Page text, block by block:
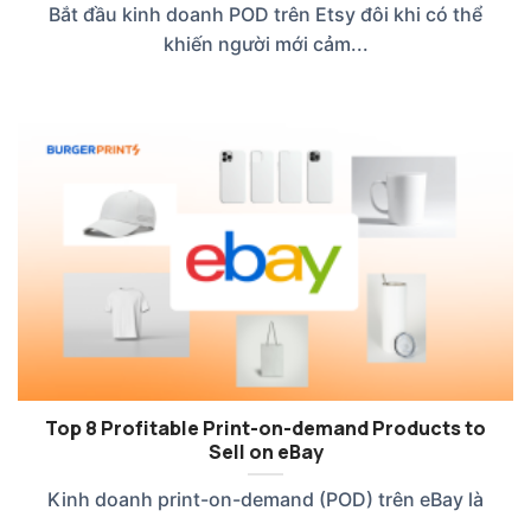
Bắt đầu kinh doanh POD trên Etsy đôi khi có thể
khiến người mới cảm...
Top 8 Profitable Print-on-demand Products to
Sell on eBay
Kinh doanh print-on-demand (POD) trên eBay là